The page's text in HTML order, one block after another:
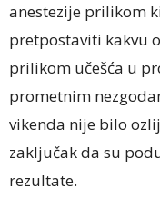
anestezije prilikom
pretpostaviti kakvu
prilikom učešća u
prometnim
vikenda nije bilo
zaključak da su
rezultate.